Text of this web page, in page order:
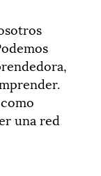
una red